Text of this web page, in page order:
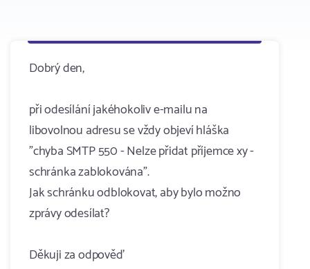
Dobrý den,
při odesílání jakéhokoliv e-mailu na
libovolnou adresu se vždy objeví hláška
"chyba SMTP 550 - Nelze přidat příjemce xy -
schránka zablokována".
Jak schránku odblokovat, aby bylo možno
zprávy odesílat?
Děkuji za odpověď